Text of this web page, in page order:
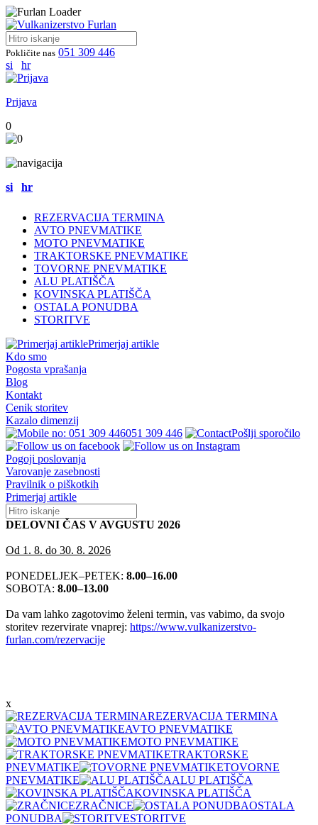
Pokličite nas 051 309 446
si
hr
Prijava
0
si hr
REZERVACIJA TERMINA
AVTO PNEVMATIKE
MOTO PNEVMATIKE
TRAKTORSKE PNEVMATIKE
TOVORNE PNEVMATIKE
ALU PLATIŠČA
KOVINSKA PLATIŠČA
OSTALA PONUDBA
STORITVE
Primerjaj artikle
Kdo smo
Pogosta vprašanja
Blog
Kontakt
Cenik storitev
Kazalo dimenzij
051 309 446
Pošlji sporočilo
Pogoji poslovanja
Varovanje zasebnosti
Pravilnik o piškotkih
Primerjaj artikle
DELOVNI ČAS V AVGUSTU 2026
Od 1. 8. do 30. 8. 2026
PONEDELJEK–PETEK: 8.00–16.00
SOBOTA: 8.00–13.00
Da vam lahko zagotovimo želeni termin, vas vabimo, da svojo
storitev rezervirate vnaprej: https://www.vulkanizerstvo-
furlan.com/rezervacije
x
REZERVACIJA TERMINA
AVTO PNEVMATIKE
MOTO PNEVMATIKE
TRAKTORSKE
PNEVMATIKE
TOVORNE
PNEVMATIKE
ALU PLATIŠČA
KOVINSKA PLATIŠČA
ZRAČNICE
OSTALA
PONUDBA
STORITVE